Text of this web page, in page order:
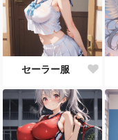
セーラー服